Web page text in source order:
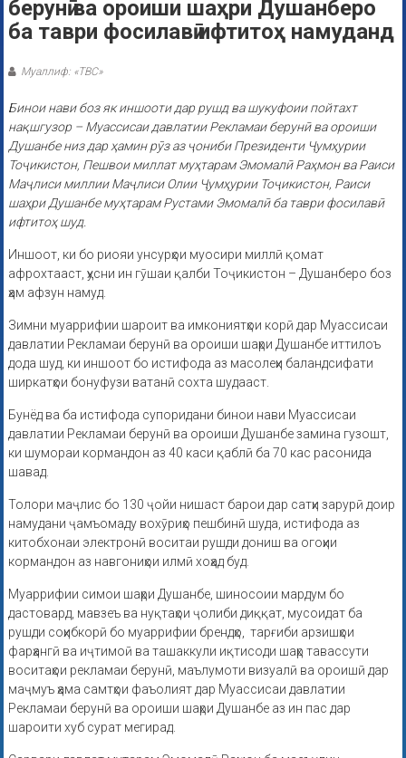
берунӣ ва ороиши шаҳри Душанберо
ба таври фосилавӣ ифтитоҳ намуданд
Муаллиф: «ТВС»
Бинои нави боз як иншооти дар рушд ва шукуфоии пойтахт
нақшгузор – Муассисаи давлатии Рекламаи берунӣ ва ороиши
Душанбе низ дар ҳамин рӯз аз ҷониби Президенти Ҷумҳурии
Тоҷикистон, Пешвои миллат муҳтарам Эмомалӣ Раҳмон ва Раиси
Маҷлиси миллии Маҷлиси Олии Ҷумҳурии Тоҷикистон, Раиси
шаҳри Душанбе муҳтарам Рустами Эмомалӣ ба таври фосилавӣ
ифтитоҳ шуд.
Иншоот, ки бо риояи унсурҳои муосири миллӣ қомат
афрохтааст, ҳусни ин гӯшаи қалби Тоҷикистон – Душанберо боз
ҳам афзун намуд.
Зимни муаррифии шароит ва имкониятҳои корӣ дар Муассисаи
давлатии Рекламаи берунӣ ва ороиши шаҳри Душанбе иттилоъ
дода шуд, ки иншоот бо истифода аз масолеҳи баландсифати
ширкатҳои бонуфузи ватанӣ сохта шудааст.
Бунёд ва ба истифода супоридани бинои нави Муассисаи
давлатии Рекламаи берунӣ ва ороиши Душанбе замина гузошт,
ки шумораи кормандон аз 40 каси қаблӣ ба 70 кас расонида
шавад.
Толори маҷлис бо 130 ҷойи нишаст барои дар сатҳи зарурӣ доир
намудани ҷамъомаду вохӯриҳо пешбинӣ шуда, истифода аз
китобхонаи электронӣ воситаи рушди дониш ва огоҳии
кормандон аз навгониҳои илмӣ хоҳад буд.
Муаррифии симои шаҳри Душанбе, шиносоии мардум бо
дастовард, мавзеъ ва нуқтаҳои ҷолиби диққат, мусоидат ба
рушди соҳибкорӣ бо муаррифии брендҳо, тарғиби арзишҳои
фарҳангӣ ва иҷтимоӣ ва ташаккули иқтисоди шаҳр тавассути
воситаҳои рекламаи берунӣ, маълумоти визуалӣ ва ороишӣ дар
маҷмуъ ҳама самтҳои фаъолият дар Муассисаи давлатии
Рекламаи берунӣ ва ороиши шаҳри Душанбе аз ин пас дар
шароити хуб сурат мегирад.